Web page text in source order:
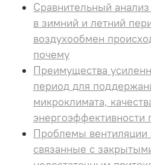
Сравнительный
в зимний и летний
воздухообмен
почему
Преимущества
период для
микроклимата,
Проблемы вентиляции
связанные с